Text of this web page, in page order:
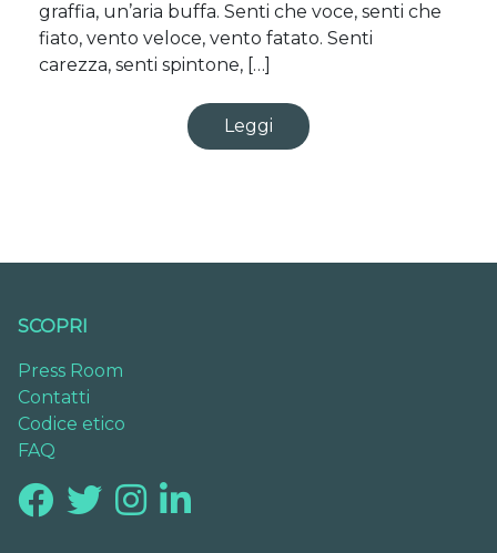
graffia, un’aria buffa. Senti che voce, senti che
fiato, vento veloce, vento fatato. Senti
carezza, senti spintone, […]
Leggi
SCOPRI
Press Room
Contatti
Codice etico
FAQ